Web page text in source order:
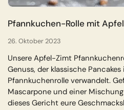
Pfannkuchen-Rolle mit
26. Oktober 2023
Unsere Apfel-Zimt
Genuss, der klassische
Pfannkuchenrolle verwandelt.
Mascarpone und einer
dieses Gericht eure